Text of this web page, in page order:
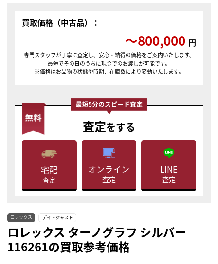
買取価格（中古品）：
〜800,000 円
専門スタッフが丁寧に査定し、安心・納得の価格をご案内いたします。
最短でその日のうちに現金でのお渡しが可能です。
※価格はお品物の状態や時期、在庫数により変動いたします。
査定をする
宅配
査定
オンライン
査定
LINE
査定
ロレックス デイトジャスト
ロレックス ターノグラフ シルバー
116261の買取参考価格